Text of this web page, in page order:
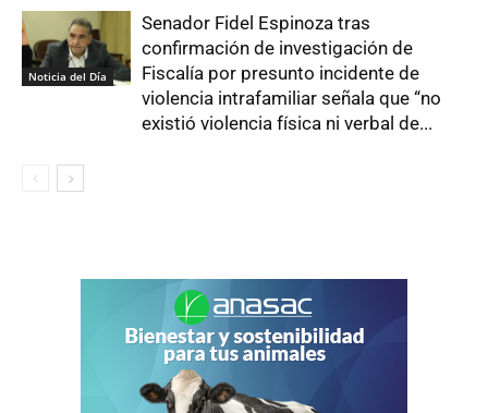
Noticia del Día
Senador Fidel Espinoza tras
confirmación de investigación de
Fiscalía por presunto incidente de
violencia intrafamiliar señala que “no
existió violencia física ni verbal de...